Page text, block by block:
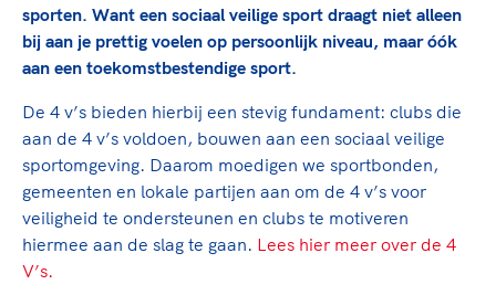
Columns
Sport gaat niet vanzelf
Sport verenigt. Op sportclubs, pleintjes, tijdens
een rondje fietsen, door samen te skaten of naar
de sportschool te gaan. Door samen te juichen
voor Sifan Hassan, Rico Verhoeven, Diede de
Handboek Wet- en Regelgeving
Opleidingen en trainingen
High5 Stappenplan
Ruimte voor sport
Clubondersteuning
Beroepskrachten
Topsportbeleid
Topsportfinanciering
Top teamsportcompetities
De TeamNL Academie
De TeamNL Academie biedt een leer- en
ontwikkelprogramma voor de volgende functies
sporten. Want een sociaal veilige sport draagt niet alleen
bij aan je prettig voelen op persoonlijk niveau, maar óók
aan een toekomstbestendige sport.
De 4 v’s bieden hierbij een stevig fundament: clubs die
aan de 4 v’s voldoen, bouwen aan een sociaal veilige
sportomgeving. Daarom moedigen we sportbonden,
gemeenten en lokale partijen aan om de 4 v’s voor
veiligheid te ondersteunen en clubs te motiveren
hiermee aan de slag te gaan. Lees hier meer over de 4
V’s.